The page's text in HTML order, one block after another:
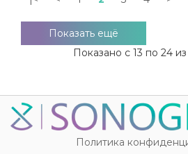
Показать ещё
Показано с 13 по 24
Политика